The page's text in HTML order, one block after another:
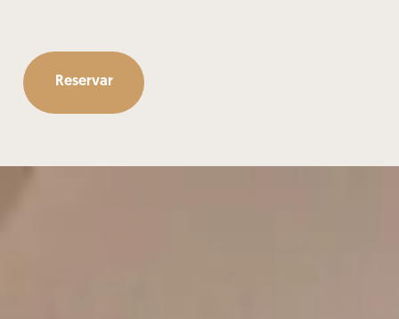
Reservar